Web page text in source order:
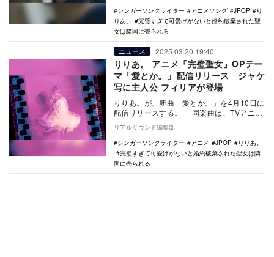
シンガーソングライター
アニメソング JPOP
り
りあ。
完璧すぎて可愛げがないと婚約破棄された聖
女は隣国に売られる
ニュース 2025.03.20 19:40
りりあ。 アニメ『完璧聖女』OPテー
マ「愛とか。」配信リリース ジャケ
写に主人公 フィリアが登場
りりあ。が、新曲「愛とか。」を4月10日に
配信リリースする。 同楽曲は、TVアニメ
『完璧すぎて可愛げがないと婚約破棄され
た聖…
リアルサウンド編集部
シンガーソングライター
アニメ JPOP
りりあ。
完璧すぎて可愛げがないと婚約破棄された聖女は隣
国に売られる